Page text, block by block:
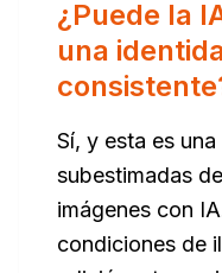
¿Puede la
una
Sí, y esta es
subestimadas
imágenes con
condiciones de